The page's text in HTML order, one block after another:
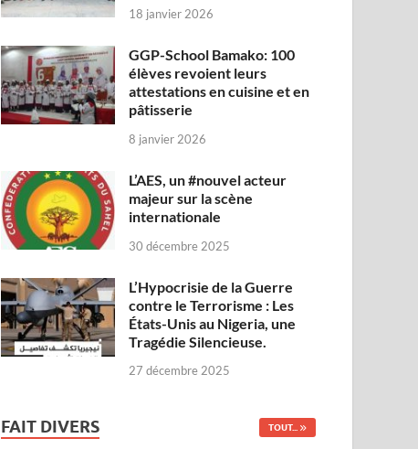
18 janvier 2026
GGP-School Bamako: 100
élèves revoient leurs
attestations en cuisine et en
pâtisserie
8 janvier 2026
L’AES, un #nouvel acteur
majeur sur la scène
internationale
30 décembre 2025
L’Hypocrisie de la Guerre
contre le Terrorisme : Les
États-Unis au Nigeria, une
Tragédie Silencieuse.
27 décembre 2025
FAIT DIVERS TOUT...